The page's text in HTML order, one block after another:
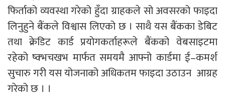
फिर्ताको व्यवस्था गरेको हुँदा ग्राहकले सो अवसरको फाइदा
लिनुहुने बैंकले विश्वास लिएको छ । साथै यस बैंकका डेबिट
तथा क्रेडिट कार्ड प्रयोगकर्ताहरूले बैंकको वेबसाइटमा
रहेको ष्क्भचखभ मार्फत समयमै आफ्नो कार्डमा ई–कमर्श
सुचारु गरी यस योजनाको अधिकतम फाइदा उठाउन आग्रह
गरेको छ । ।